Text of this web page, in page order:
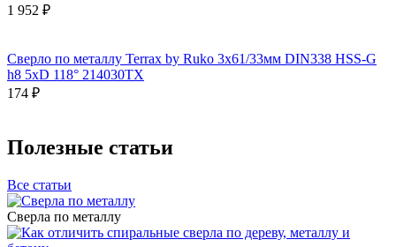
1 952 ₽
Сверло по металлу Terrax by Ruko 3x61/33мм DIN338 HSS-G
h8 5xD 118° 214030TX
174 ₽
Полезные статьи
Все статьи
Сверла по металлу